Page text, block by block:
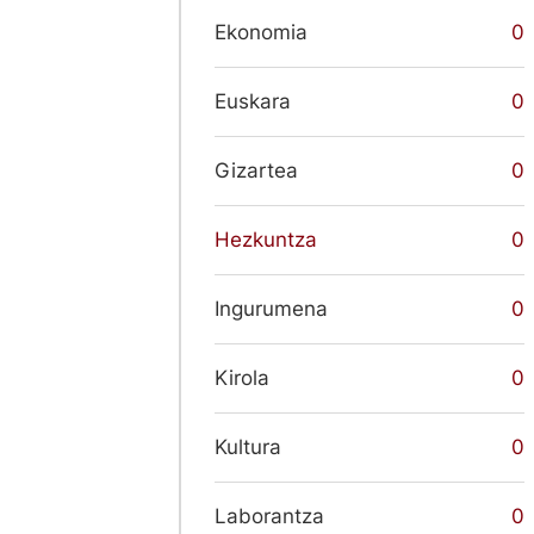
Ekonomia 0
Euskara 0
Gizartea 0
Hezkuntza 0
Ingurumena 0
Kirola 0
Kultura 0
Laborantza 0